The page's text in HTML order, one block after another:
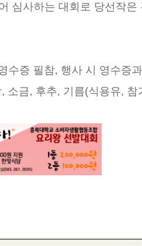
심사하는 대회로 당선작
수증 필참, 행사 시 영수증
소금, 후추, 기름(식용유,